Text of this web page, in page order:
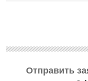
Отправить